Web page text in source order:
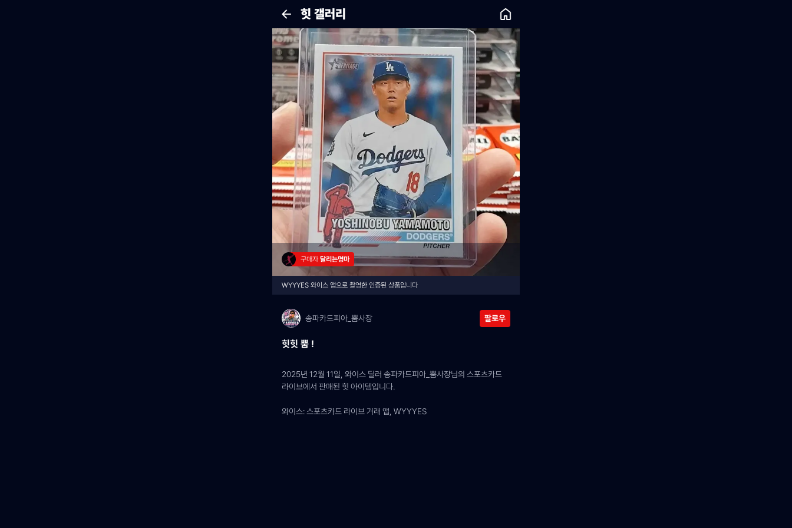
힛 갤러리
구매자 달리는명마
WYYYES 와이스 앱으로 촬영한 인증된 상품입니다
송파카드피아_뿜사장 팔로우
힛힛 뿜 !
2025년 12월 11일, 와이스 딜러 송파카드피아_뿜사장님의 스포츠카드
라이브에서 판매된 힛 아이템입니다.
와이스: 스포츠카드 라이브 거래 앱, WYYYES